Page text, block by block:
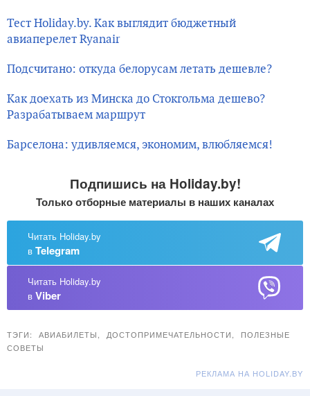
Тест Holiday.by. Как выглядит бюджетный
авиаперелет Ryanair
Подсчитано: откуда белорусам летать дешевле?
Как доехать из Минска до Стокгольма дешево?
Разрабатываем маршрут
Барселона: удивляемся, экономим, влюбляемся!
Подпишись на Holiday.by!
Только отборные материалы в наших каналах
Читать Holiday.by
в Telegram
Читать Holiday.by
в Viber
ТЭГИ: АВИАБИЛЕТЫ ДОСТОПРИМЕЧАТЕЛЬНОСТИ
ПОЛЕЗНЫЕ
СОВЕТЫ
РЕКЛАМА НА HOLIDAY.BY